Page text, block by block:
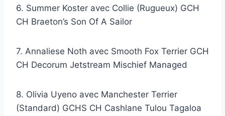
6. Summer Koster avec Collie (Rugueux) GCH
CH Braeton’s Son Of A Sailor
7. Annaliese Noth avec Smooth Fox Terrier GCH
CH Decorum Jetstream Mischief Managed
8. Olivia Uyeno avec Manchester Terrier
(Standard) GCHS CH Cashlane Tulou Tagaloa